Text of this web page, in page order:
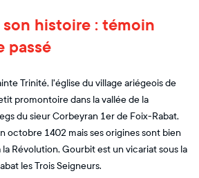
histoire : témoin
passé
Trinité, l'église du village ariégeois de
promontoire dans la vallée de la
du sieur Corbeyran 1er de Foix-Rabat,
octobre 1402 mais ses origines sont bien
Révolution, Gourbit est un vicariat sous la
les Trois Seigneurs.